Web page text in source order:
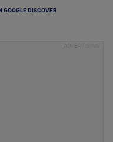
GOOGLE DISCOVER